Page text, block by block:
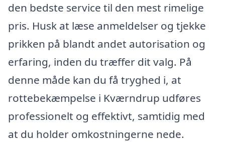
den bedste service til den mest rimelige
pris. Husk at læse anmeldelser og tjekke
prikken på blandt andet autorisation og
erfaring, inden du træffer dit valg. På
denne måde kan du få tryghed i, at
rottebekæmpelse i Kværndrup udføres
professionelt og effektivt, samtidig med
at du holder omkostningerne nede.